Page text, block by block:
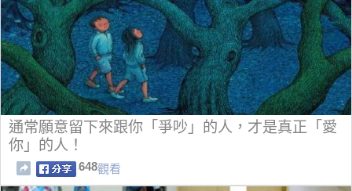
通常願意留下來跟你「爭吵」的人，才是真正「愛
你」的人！
648觀看